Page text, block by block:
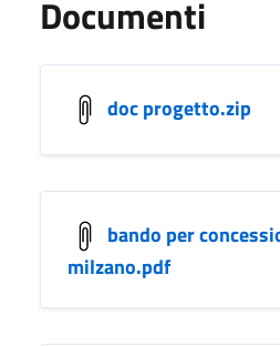
Documenti
doc progetto.zip
bando per
milzano.pdf